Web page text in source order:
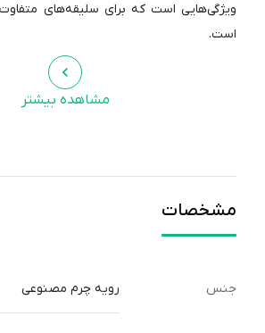
ویژگی‌هایی است که برای سلیقه‌های متفاوت در
است.
مشاهده بیشتر
مشخصات
جنس رویه چرم مصنوعی